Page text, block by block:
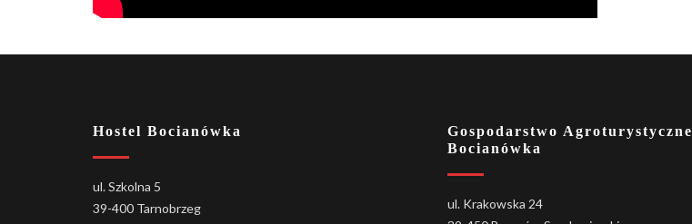
Hostel Bocianówka
ul. Szkolna 5
39-400 Tarnobrzeg
Gospodarstwo Agroturystyczne
Bocianówka
ul. Krakowska 24